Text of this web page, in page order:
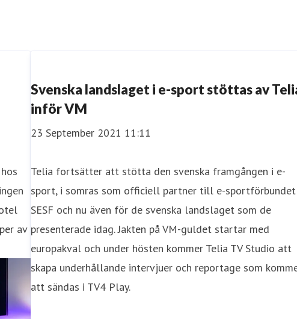
av
Svenska landslaget i e-sport stöttas av
inför VM
23 September 2021 11:11
Telia fortsätter att stötta den svenska framgången i e-
sport, i somras som officiell partner till e-sportförbundet
SESF och nu även för de svenska landslaget som de
presenterade idag. Jakten på VM-guldet startar med
europakval och under hösten kommer Telia TV Studio att
skapa underhållande intervjuer och reportage som
att sändas i TV4 Play.